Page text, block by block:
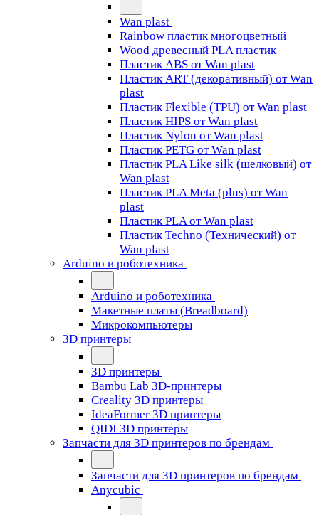
Wan plast
Rainbow пластик многоцветный
Wood древесный PLA пластик
Пластик ABS от Wan plast
Пластик ART (декоративный) от Wan
plast
Пластик Flexible (TPU) от Wan plast
Пластик HIPS от Wan plast
Пластик Nylon от Wan plast
Пластик PETG от Wan plast
Пластик PLA Like silk (шелковый) от
Wan plast
Пластик PLA Meta (plus) от Wan
plast
Пластик PLA от Wan plast
Пластик Techno (Технический) от
Wan plast
Arduino и роботехника
Arduino и роботехника
Макетные платы (Breadboard)
Микрокомпьютеры
3D принтеры
3D принтеры
Bambu Lab 3D-принтеры
Creality 3D принтеры
IdeaFormer 3D принтеры
QIDI 3D принтеры
Запчасти для 3D принтеров по брендам
Запчасти для 3D принтеров по брендам
Anycubic